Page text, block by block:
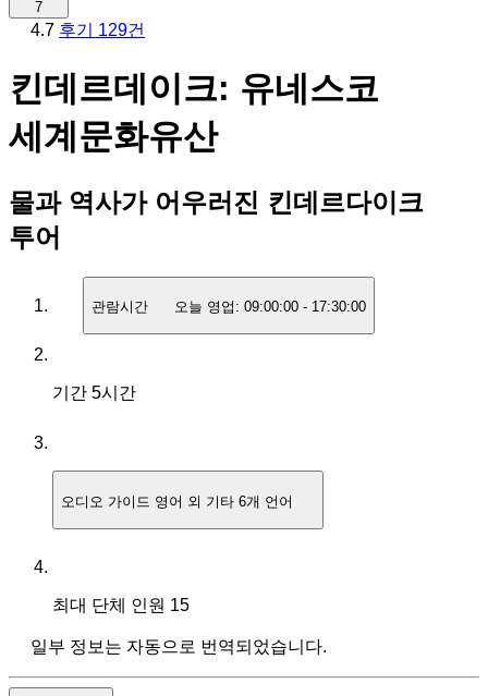
7
4.7 후기 129건
킨데르데이크: 유네스코
세계문화유산
물과 역사가 어우러진 킨데르다이크
투어
관람시간 오늘 영업: 09:00:00 - 17:30:00
기간 5시간
오디오 가이드 영어 외 기타 6개 언어
최대 단체 인원 15
일부 정보는 자동으로 번역되었습니다.